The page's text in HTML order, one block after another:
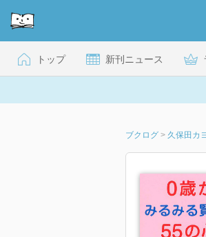
トップ 新刊ニュース
ブクログ > 久保田カ